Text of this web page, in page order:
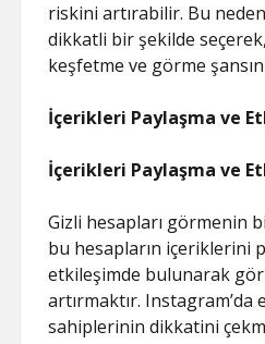
riskini artırabilir. Bu
dikkatli bir şekilde
keşfetme ve görme
İçerikleri Paylaşma ve
İçerikleri Paylaşma ve
Gizli hesapları görmenin
bu hesapların içeriklerini
etkileşimde bulunarak
artırmaktır. Instagram’da
sahiplerinin dikkatini